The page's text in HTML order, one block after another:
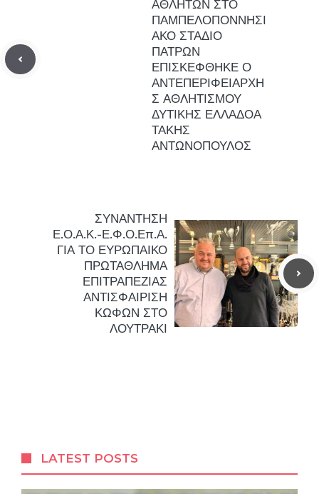
ΑΘΛΗΤΩΝ ΣΤΟ
ΠΑΜΠΕΛΟΠΟΝΝΗΣΙ
ΑΚΟ ΣΤΑΔΙΟ
ΠΑΤΡΩΝ
ΕΠΙΣΚΕΦΘΗΚΕ Ο
ΑΝΤΕΠΕΡΙΦΕΙΑΡΧΗ
Σ ΑΘΛΗΤΙΣΜΟΥ
ΔΥΤΙΚΗΣ ΕΛΛΑΔΟΑ
ΤΑΚΗΣ
ΑΝΤΩΝΟΠΟΥΛΟΣ
ΣΥΝΑΝΤΗΣΗ
Ε.Ο.Α.Κ.-Ε.Φ.Ο.Επ.Α.
ΓΙΑ ΤΟ ΕΥΡΩΠΑΙΚΟ
ΠΡΩΤΑΘΛΗΜΑ
ΕΠΙΤΡΑΠΕΖΙΑΣ
ΑΝΤΙΣΦΑΙΡΙΣΗ
ΚΩΦΩΝ ΣΤΟ
ΛΟΥΤΡΑΚΙ
LATEST POSTS